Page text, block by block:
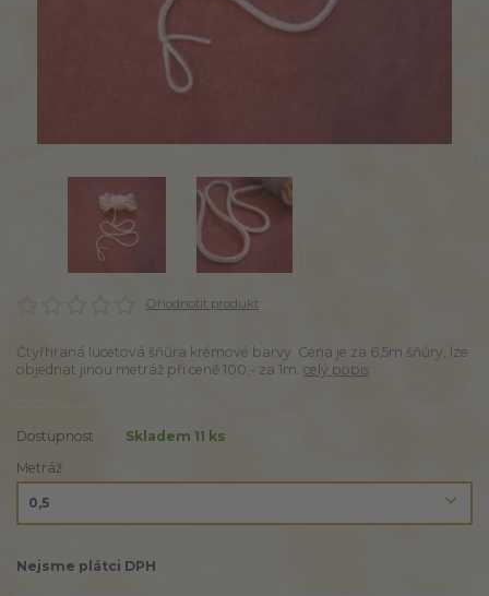
Ohodnotit produkt
Čtyřhraná lucetová šňůra krémové barvy. Cena je za 6,5m šňůry, lze
objednat jinou metráž při ceně 100,- za 1m. celý popis
Dostupnost
Skladem 11 ks
Metráž
Nejsme plátci DPH